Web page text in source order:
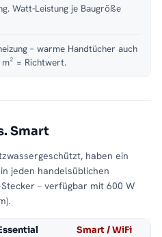
Watt-Leistung je Baugröße
– warme Handtücher auch
= Richtwert.
Smart
haben ein
jeden handelsüblichen
– verfügbar mit 600 W
Smart / WiFi